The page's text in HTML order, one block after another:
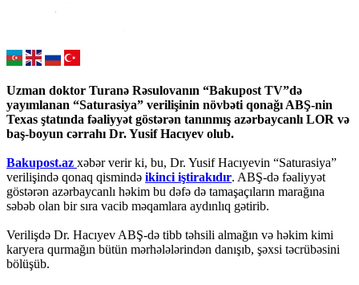
Uzman doktor Turanə Rəsulovanın “Bakupost TV”də
yayımlanan “Saturasiya” verilişinin növbəti qonağı ABŞ-nin
Texas ştatında fəaliyyət göstərən tanınmış azərbaycanlı LOR və
baş-boyun cərrahı Dr. Yusif Hacıyev olub.
Bakupost.az xəbər verir ki, bu, Dr. Yusif Hacıyevin “Saturasiya”
verilişində qonaq qismində ikinci iştirakıdır. ABŞ-də fəaliyyət
göstərən azərbaycanlı həkim bu dəfə də tamaşaçıların marağına
səbəb olan bir sıra vacib məqamlara aydınlıq gətirib.
Verilişdə Dr. Hacıyev ABŞ-də tibb təhsili almağın və həkim kimi
karyera qurmağın bütün mərhələlərindən danışıb, şəxsi təcrübəsini
bölüşüb.